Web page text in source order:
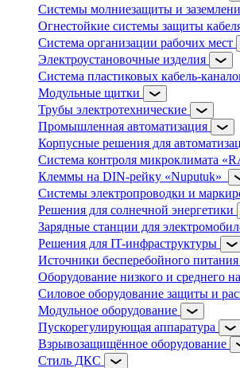
Системы молниезащиты и
Огнестойкие системы защиты
Система организации рабочих мест
Электроустановочные изделия
Система пластиковых кабель-
Модульные щитки
Трубы электротехнические
Промышленная автоматизация
Корпусные решения для
Система контроля микроклимата
Клеммы на DIN-рейку «Nuputuk»
Системы электропроводки и
Решения для солнечной энергетики
Зарядные станции для
Решения для IT-инфраструктуры
Источники бесперебойного питания
Оборудование низкого и среднего
Силовое оборудование защиты и
Модульное оборудование
Пускорегулирующая аппаратура
Взрывозащищённое оборудование
Стиль ДКС